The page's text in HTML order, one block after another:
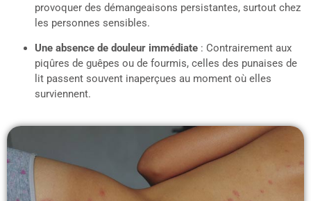
provoquer des démangeaisons persistantes, surtout chez
les personnes sensibles.
Une absence de douleur immédiate : Contrairement aux
piqûres de guêpes ou de fourmis, celles des punaises de
lit passent souvent inaperçues au moment où elles
surviennent.